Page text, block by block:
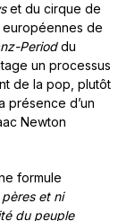
et du cirque de
européennes de
Perioddu
un processus
de la pop, plutôt
présence d’un
Newton
formule
et ni
du peuple